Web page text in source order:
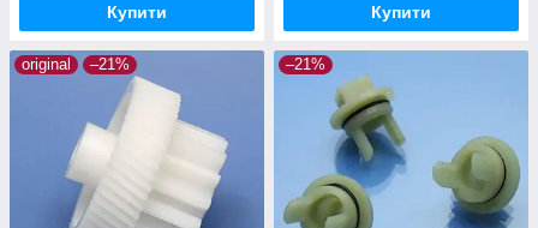
Купити Купити
original –21% –21%